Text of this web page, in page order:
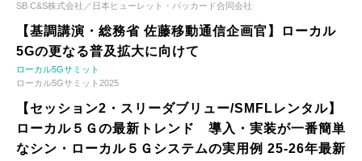
SB C&S株式会社／日本ヒューレット・パッカード合同会社
【基調講演・総務省 佐藤移動通信企画官】ローカル
5Gの更なる普及拡大に向けて
ローカル5Gサミット
ローカル5Gサミット2025
【セッション2・スリーダブリュー/SMFLレンタル】
ローカル５Ｇの最新トレンド 導入・実装が一番簡単
なシン・ローカル５Ｇシステムの実用例 25-26年最新